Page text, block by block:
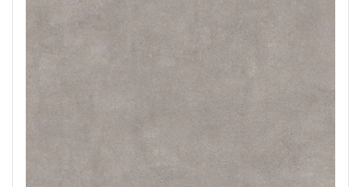
Керамический гранит Сити от KERAMA MARAZZI
можно использовать в качестве фона или оформить им
акцентную зону. Фирменная продукция обладает
которые обеспечивают надежность, прочность и